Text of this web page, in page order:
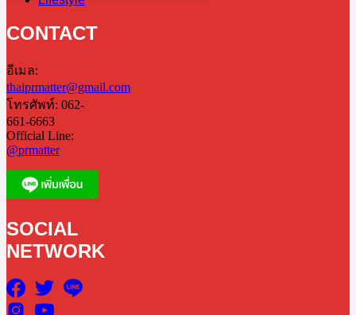
CONTACT
อีเมล:
thaiprmatter@gmail.com
โทรศัพท์: 062-
661-6663
Official Line:
@prmatter
SOCIAL
NETWORK